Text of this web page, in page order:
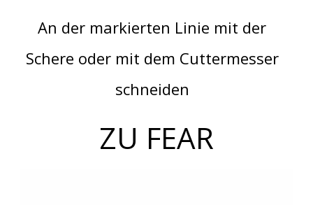
An der markierten Linie mit der
Schere oder mit dem Cuttermesser
schneiden
ZU FEAR